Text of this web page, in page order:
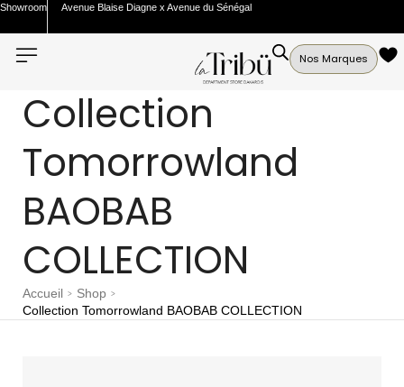
Showroom Avenue Blaise Diagne x Avenue du Sénégal
Nos Marques
Collection
Tomorrowland
BAOBAB
COLLECTION
Accueil > Shop >
Collection Tomorrowland BAOBAB COLLECTION